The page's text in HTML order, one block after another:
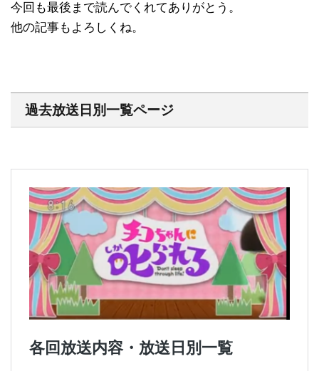
今回も最後まで読んでくれてありがとう。
他の記事もよろしくね。
過去放送日別一覧ページ